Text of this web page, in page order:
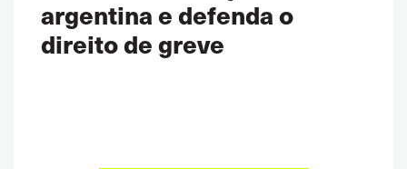
argentina e defenda o
direito de greve